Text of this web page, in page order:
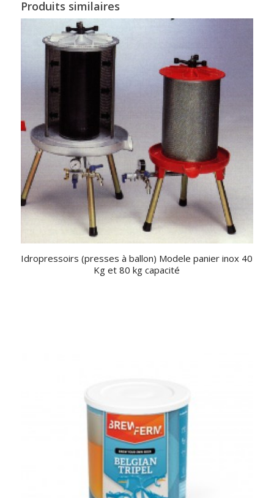
Produits similaires
Idropressoirs (presses à ballon) Modele panier inox 40
Kg et 80 kg capacité